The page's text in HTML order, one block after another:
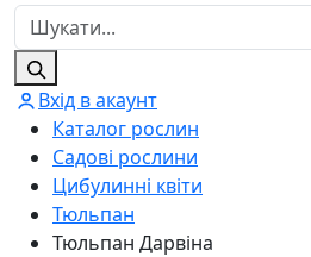
Вхід в акаунт
Каталог рослин
Садові рослини
Цибулинні квіти
Тюльпан
Тюльпан Дарвіна